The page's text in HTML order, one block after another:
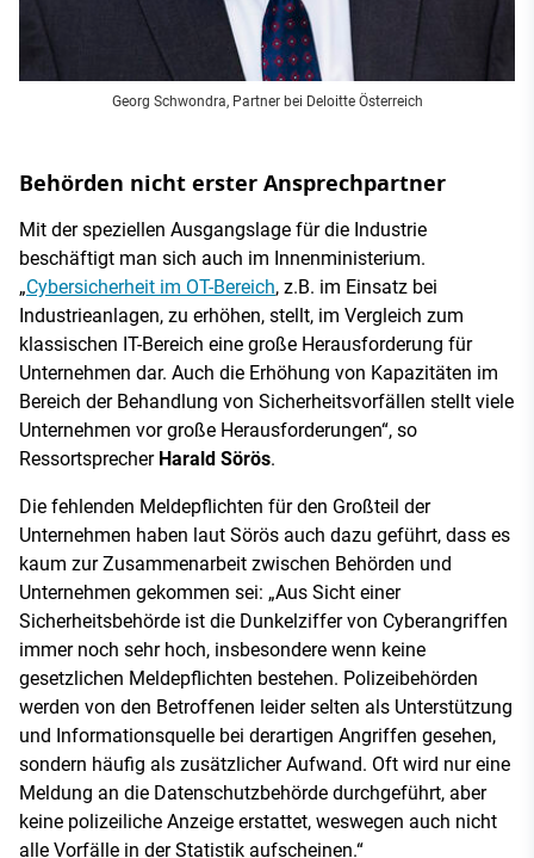
Georg Schwondra, Partner bei Deloitte Österreich
Behörden nicht erster Ansprechpartner
Mit der speziellen Ausgangslage für die Industrie
beschäftigt man sich auch im Innenministerium.
„Cybersicherheit im OT-Bereich, z.B. im Einsatz bei
Industrieanlagen, zu erhöhen, stellt, im Vergleich zum
klassischen IT-Bereich eine große Herausforderung für
Unternehmen dar. Auch die Erhöhung von Kapazitäten im
Bereich der Behandlung von Sicherheitsvorfällen stellt viele
Unternehmen vor große Herausforderungen“, so
RessortsprecherHarald Sörös.
Die fehlenden Meldepflichten für den Großteil der
Unternehmen haben laut Sörös auch dazu geführt, dass es
kaum zur Zusammenarbeit zwischen Behörden und
Unternehmen gekommen sei: „Aus Sicht einer
Sicherheitsbehörde ist die Dunkelziffer von Cyberangriffen
immer noch sehr hoch, insbesondere wenn keine
gesetzlichen Meldepflichten bestehen. Polizeibehörden
werden von den Betroffenen leider selten als Unterstützung
und Informationsquelle bei derartigen Angriffen gesehen,
sondern häufig als zusätzlicher Aufwand. Oft wird nur eine
Meldung an die Datenschutzbehörde durchgeführt, aber
keine polizeiliche Anzeige erstattet, weswegen auch nicht
alle Vorfälle in der Statistik aufscheinen.“